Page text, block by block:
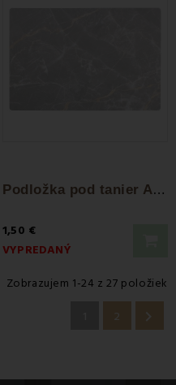
P
odložka pod tanier Antas
1,50 €
VYPREDANÝ
Zobrazujem 1-24 z 27 položiek
2 